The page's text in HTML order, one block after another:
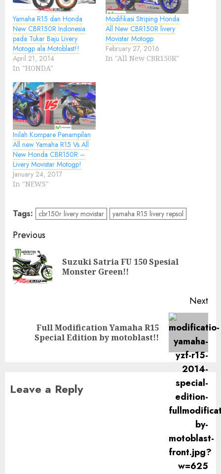
Yamaha R15 dan Honda
New CBR150R Indonesia
pada Tukar Baju Livery
Motogp ala Motoblast!!
April 21, 2014
In "HONDA"
Modifikasi Striping Honda
All New CBR150R livery
Movistar Motogp
February 27, 2016
In "All New CBR150R"
Inilah Kompare Penampilan
All new Yamaha R15 Vs All
New Honda CBR150R –
Livery Movistar Motogp!
January 24, 2017
In "NEWS"
Tags: cbr150r livery movistar yamaha R15 livery repsol
Post
navigation
Previous
Suzuki Satria FU 150 Spesial
Monster Green!!
Next
Full Modification Yamaha R15
Special Edition by motoblast!!
Leave a Reply